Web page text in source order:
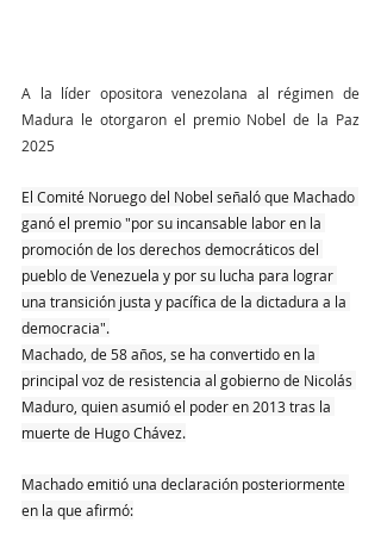
A la líder opositora venezolana al régimen de
Madura le otorgaron el premio Nobel de la Paz
2025
El Comité Noruego del Nobel señaló que Machado
ganó el premio "por su incansable labor en la
promoción de los derechos democráticos del
pueblo de Venezuela y por su lucha para lograr
una transición justa y pacífica de la dictadura a la
democracia".
Machado, de 58 años, se ha convertido en la
principal voz de resistencia al gobierno de Nicolás
Maduro, quien asumió el poder en 2013 tras la
muerte de Hugo Chávez.
Machado emitió una declaración posteriormente
en la que afirmó: